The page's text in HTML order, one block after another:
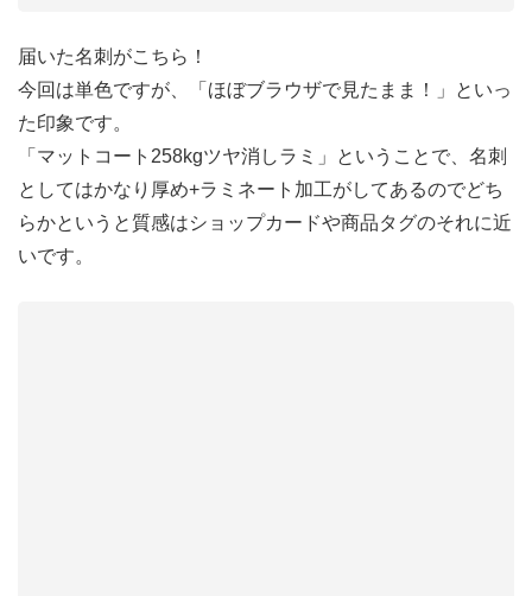
届いた名刺がこちら！
今回は単色ですが、「ほぼブラウザで見たまま！」といっ
た印象です。
「マットコート258kgツヤ消しラミ」ということで、名刺
としてはかなり厚め+ラミネート加工がしてあるのでどち
らかというと質感はショップカードや商品タグのそれに近
いです。